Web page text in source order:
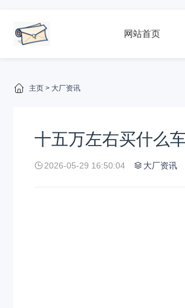
网站首页
主页 > 大厂资讯
十五万左右买什么
2026-05-29 16:50:04 大厂资讯